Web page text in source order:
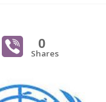
IMPORTANT
[ July 30, 2026 ]
[ August 3, 2026 ]
0
Shares